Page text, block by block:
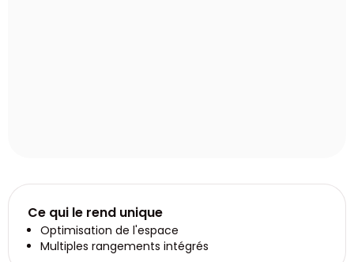
Ce qui le rend unique
Optimisation de l'espace
Multiples rangements intégrés